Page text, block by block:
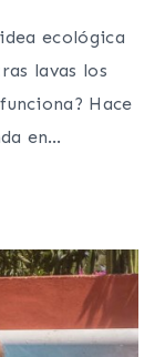
ecológica
lavas los
Hace
en…